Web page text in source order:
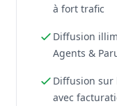
à fort trafic
Diffusion
Agents &
Diffusion sur
avec